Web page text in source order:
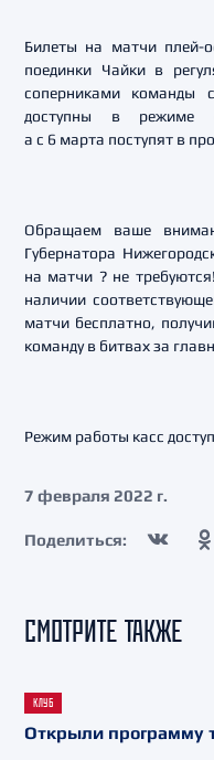
Билеты на матчи
поединки Чайки в
соперниками команды
доступны в
а с 6 марта поступят в
Обращаем ваше
Губернатора
на матчи ? не
наличии
матчи бесплатно,
команду в битвах за
Режим работы касс
7 февраля 2022 г.
Поделиться:
СМОТРИТЕ ТАКЖЕ
КЛУБ
Открыли программу